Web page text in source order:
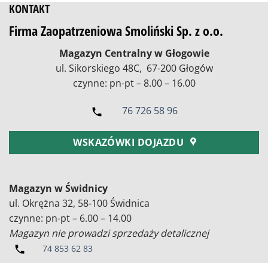
KONTAKT
Firma Zaopatrzeniowa Smoliński Sp. z o.o.
Magazyn Centralny w Głogowie
ul. Sikorskiego 48C, 67-200 Głogów
czynne: pn-pt – 8.00 – 16.00
76 726 58 96
WSKAZÓWKI DOJAZDU
Magazyn w Świdnicy
ul. Okrężna 32, 58-100 Świdnica
czynne: pn-pt – 6.00 – 14.00
Magazyn nie prowadzi sprzedaży detalicznej
74 853 62 83